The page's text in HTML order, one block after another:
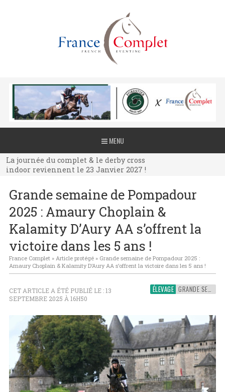
MENU
La journée du complet & le derby cross
indoor reviennent le 23 Janvier 2027 !
La journée du complet & le derby cross
indoor reviennent le 23 Janvier 2027 !
indoor reviennent le 23 Janvier 2027 !
Grande semaine de Pompadour
2025 : Amaury Choplain &
Kalamity D’Aury AA s’offrent la
victoire dans les 5 ans !
France Complet» Article protégé» Grande semaine de Pompadour 2025 :
Amaury Choplain & Kalamity D’Aury AA s’offrent la victoire dans les 5 ans !
ÉLEVAGE GRANDE SEMAINE DE POMPADOUR
CET ARTICLE A ÉTÉ PUBLIÉ LE : 13
SEPTEMBRE 2025 À 16H50